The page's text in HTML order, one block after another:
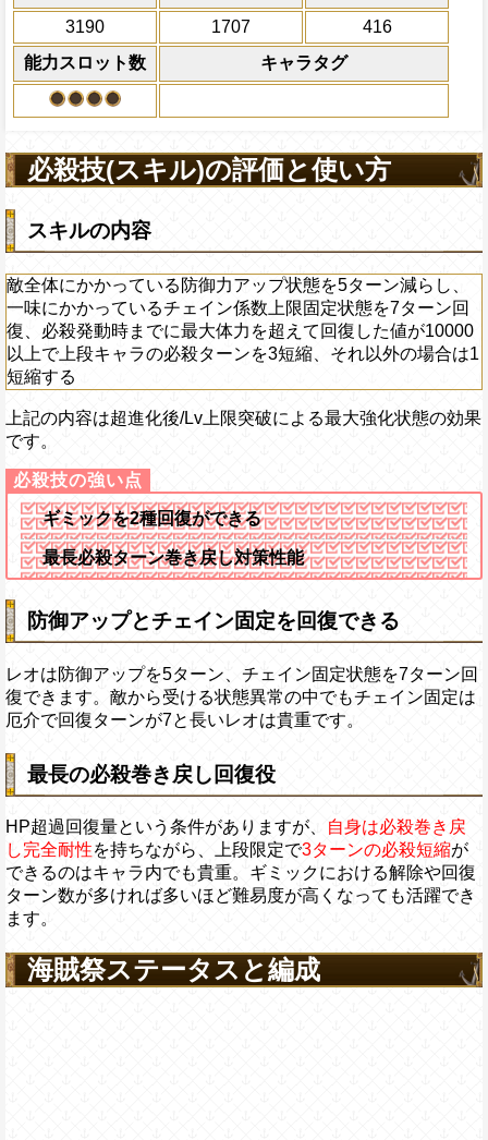
3190
1707
416
能力スロット数
キャラタグ
アクション
2ターンの間敵全体の
を30%下げ、博識タ
げる
必殺技(スキル)の評価と使い方
スキルの内容
敵全体にかかっている防御力アップ状態を5ターン減らし、
一味にかかっているチェイン係数上限固定状態を7ターン回
復、必殺発動時までに最大体力を超えて回復した値が10000
以上で上段キャラの必殺ターンを3短縮、それ以外の場合は1
短縮する
上記の内容は超進化後/Lv上限突破による最大強化状態の効果
です。
ギミックを2種回復ができる
最長必殺ターン巻き戻し対策性能
防御アップとチェイン固定を回復できる
レオは防御アップを5ターン、チェイン固定状態を7ターン回
復できます。敵から受ける状態異常の中でもチェイン固定は
厄介で回復ターンが7と長いレオは貴重です。
最長の必殺巻き戻し回復役
HP超過回復量という条件がありますが、
自身は必殺巻き戻
し完全耐性を持ちながら、上段限定で3ターンの必殺短縮が
できるのはキャラ内でも貴重。ギミックにおける解除や回復
ターン数が多ければ多いほど難易度が高くなっても活躍でき
ます。
海賊祭ステータスと編成